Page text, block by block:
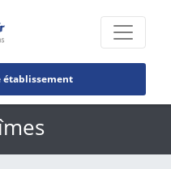
établissement